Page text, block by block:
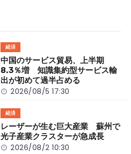
n
k
経済
中国のサービス貿易、上半期
8.3％増 知識集約型サービス輸
出が初めて過半占める
2026/08/5 17:30
経済
レーザーが生む巨大産業 蘇州で
光子産業クラスターが急成長
2026/08/2 10:30